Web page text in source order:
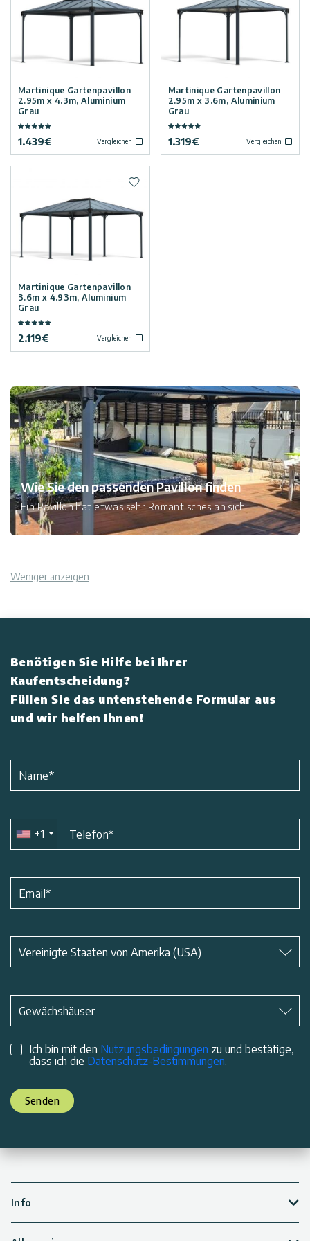
Wintergärten
Poolüberdachung
Zubehör
Kunden
Service:
522
Unterstützung
Professionelle
und
Ideen
Kontaktiere
Impressum
Widerrufsbelehrung
Versandoptionen
Datenschutz-
Bestimmungen
Nutzungsbedingungen
Innovera
Industries
Martinique Gartenpavillon
2.95m x 4.3m, Aluminium
Grau
1.439€ Vergleichen
Martinique Gartenpavillon
2.95m x 3.6m, Aluminium
Grau
1.319€ Vergleichen
Martinique Gartenpavillon
3.6m x 4.93m, Aluminium
Grau
2.119€ Vergleichen
Zur Wunschliste hinzufügen
Wie Sie den passenden Pavillon finden
Ein Pavillon hat etwas sehr Romantisches an sich.
Weniger anzeigen
Benötigen Sie Hilfe bei Ihrer
Kaufentscheidung?
Füllen Sie das untenstehende Formular aus
und wir helfen Ihnen!
Name*
+1 Telefon*
Email*
Vereinigte Staaten von Amerika (USA)
Gewächshäuser
Ich bin mit den Nutzungsbedingungen zu und bestätige,
dass ich die Datenschutz-Bestimmungen.
Senden
Info